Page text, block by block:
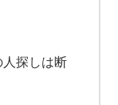
探しは断